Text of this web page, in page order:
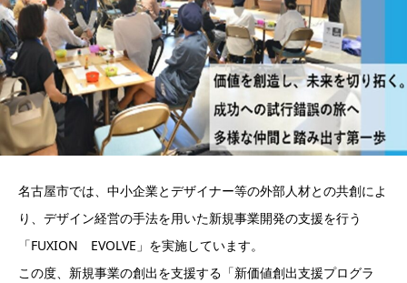
名古屋市では、中小企業とデザイナー等の外部人材との共創によ
り、デザイン経営の手法を用いた新規事業開発の支援を行う
「FUXION EVOLVE」を実施しています。
この度、新規事業の創出を支援する「新価値創出支援プログラ